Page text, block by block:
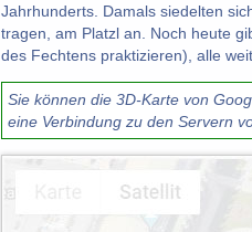
Jahrhunderts. Damals siedelten
tragen, am Platzl an. Noch heute
des Fechtens praktizieren), alle
Sie können die 3D-Karte von
eine Verbindung zu den Servern